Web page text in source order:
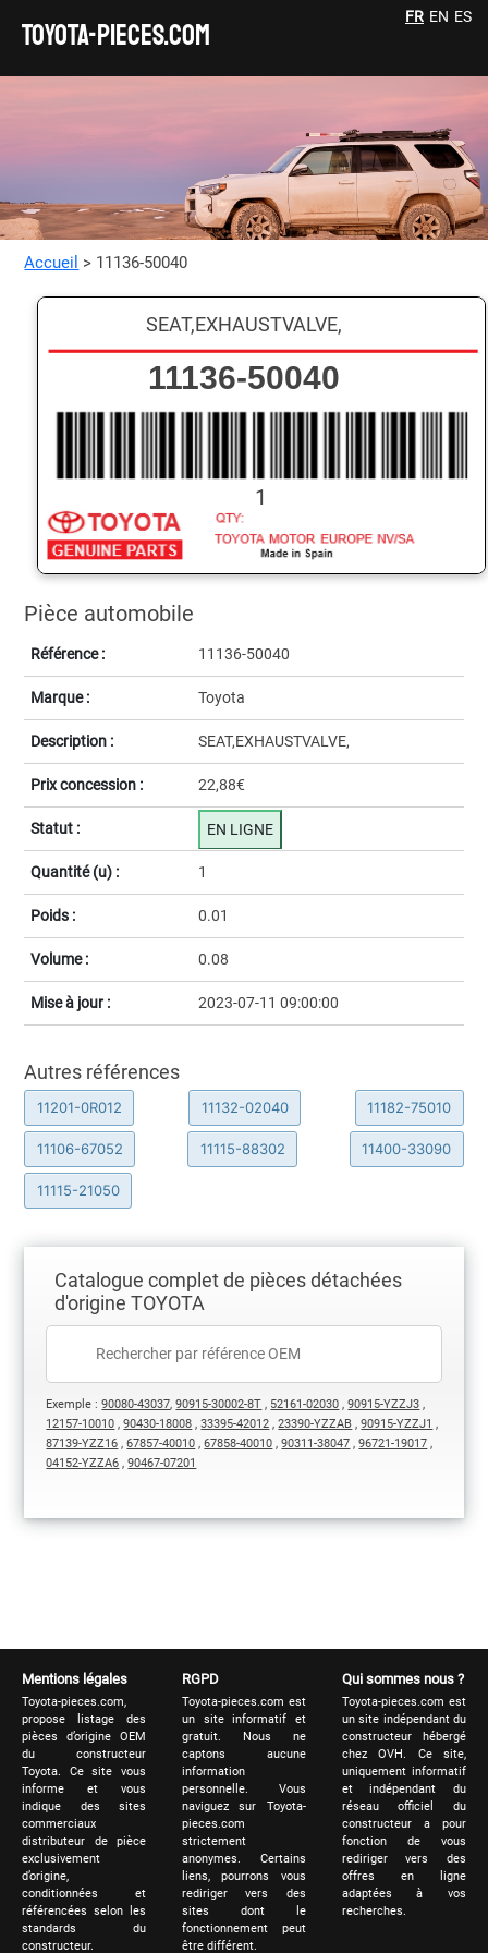
TOYOTA-pieces.com
FR EN ES
Accueil > 11136-50040
Pièce automobile
Référence : 11136-50040
Marque : Toyota
Description : SEAT,EXHAUSTVALVE,
Prix concession : 22,88€
Statut : EN LIGNE
Quantité (u) : 1
Poids : 0.01
Volume : 0.08
Mise à jour : 2023-07-11 09:00:00
SEAT,EXHAUSTVALVE,
11136-50040
1
Autres références
11201-0R012 11132-02040 11182-75010
11106-67052 11115-88302 11400-33090
11115-21050
Catalogue complet de pièces détachées
d'origine TOYOTA
Exemple :90080-43037,90915-30002-8T , 52161-02030 ,90915-YZZJ3 ,
12157-10010 ,90430-18008 ,33395-42012 ,23390-YZZAB ,90915-YZZJ1 ,
87139-YZZ16 ,67857-40010 ,67858-40010 ,90311-38047 ,96721-19017 ,
04152-YZZA6 ,90467-07201
Mentions légales
Toyota-pieces.com,
propose listage des
pièces d’origine OEM
du constructeur
Toyota. Ce site vous
informe et vous
indique des sites
commerciaux
distributeur de pièce
exclusivement
d’origine,
conditionnées et
référencées selon les
standards du
constructeur.
RGPD
Toyota-pieces.com est
un site informatif et
gratuit. Nous ne
captons aucune
information
personnelle. Vous
naviguez sur Toyota-
pieces.com
strictement
anonymes. Certains
liens, pourrons vous
rediriger vers des
sites dont le
fonctionnement peut
être différent.
Qui sommes nous ?
Toyota-pieces.com est
un site indépendant du
constructeur hébergé
chez OVH. Ce site,
uniquement informatif
et indépendant du
réseau officiel du
constructeur a pour
fonction de vous
rediriger vers des
offres en ligne
adaptées à vos
recherches.